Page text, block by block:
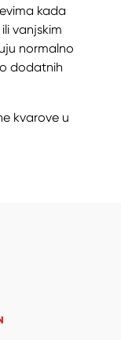
kada
vanjskim
normalno
dodatnih
kvarove u